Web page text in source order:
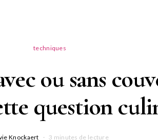
techniques
ou sans
question
Knockaert 3 minutes de lecture